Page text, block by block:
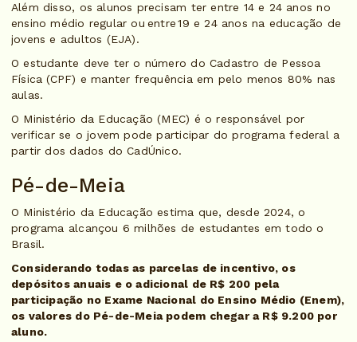
Além disso, os alunos precisam ter entre 14 e 24 anos no
ensino médio regular ou entre 19 e 24 anos na educação de
jovens e adultos (EJA).
O estudante deve ter o número do Cadastro de Pessoa
Física (CPF) e manter frequência em pelo menos 80% nas
aulas.
O Ministério da Educação (MEC) é o responsável por
verificar se o jovem pode participar do programa federal a
partir dos dados do CadÚnico.
Pé-de-Meia
O Ministério da Educação estima que, desde 2024, o
programa alcançou 6 milhões de estudantes em todo o
Brasil.
Considerando todas as parcelas de incentivo, os
depósitos anuais e o adicional de R$ 200 pela
participação no Exame Nacional do Ensino Médio (Enem),
os valores do Pé-de-Meia podem chegar a R$ 9.200 por
aluno.